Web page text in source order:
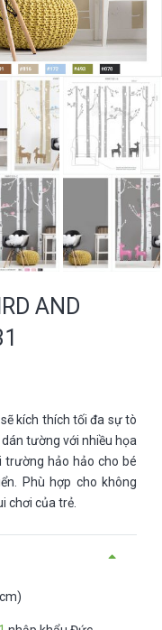
AND
kích thích tối đa sự tò
tường với nhiều họa
trường hảo hảo cho bé
Phù hợp cho không
chơi của trẻ.